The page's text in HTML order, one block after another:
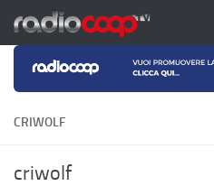
Salta al contenuto
CRIWOLF
criwolf